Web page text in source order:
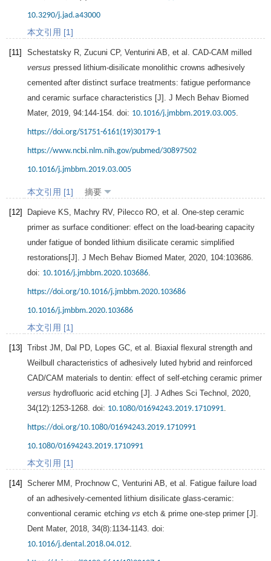
10.3290/j.jad.a43000
本文引用 [1]
[11] Schestatsky R Zucuni CP, Venturini AB , et al. CAD-CAM milled
versus pressed lithium-disilicate monolithic crowns adhesively
cemented after distinct surface treatments: fatigue performance
and ceramic surface characteristics [J]. J Mech Behav Biomed
Mater, 2019 94:144-154. doi: 10.1016/j.jmbbm.2019.03.005
https://doi.org/S1751-6161(19)30179-1
https://www.ncbi.nlm.nih.gov/pubmed/30897502
10.1016/j.jmbbm.2019.03.005
本文引用 [1] 摘要
[12] Dapieve KS Machry RV, Pilecco RO , et al. One-step ceramic
primer as surface conditioner: effect on the load-bearing capacity
under fatigue of bonded lithium disilicate ceramic simplified
restorations[J]. J Mech Behav Biomed Mater, 2020 104:103686.
doi: 10.1016/j.jmbbm.2020.103686
https://doi.org/10.1016/j.jmbbm.2020.103686
10.1016/j.jmbbm.2020.103686
本文引用 [1]
[13] Tribst JM Dal PD Lopes GC , et al. Biaxial flexural strength and
Weilbull characteristics of adhesively luted hybrid and reinforced
CAD/CAM materials to dentin: effect of self-etching ceramic primer
versus hydrofluoric acid etching [J]. J Adhes Sci Technol 2020
34(12):1253-1268. doi: 10.1080/01694243.2019.1710991
https://doi.org/10.1080/01694243.2019.1710991
10.1080/01694243.2019.1710991
本文引用 [1]
[14] Scherer MM Prochnow C Venturini AB , et al. Fatigue failure load
of an adhesively-cemented lithium disilicate glass-ceramic:
conventional ceramic etching vs etch & prime one-step primer [J].
Dent Mater, 2018 34(8):1134-1143. doi:
10.1016/j.dental.2018.04.012